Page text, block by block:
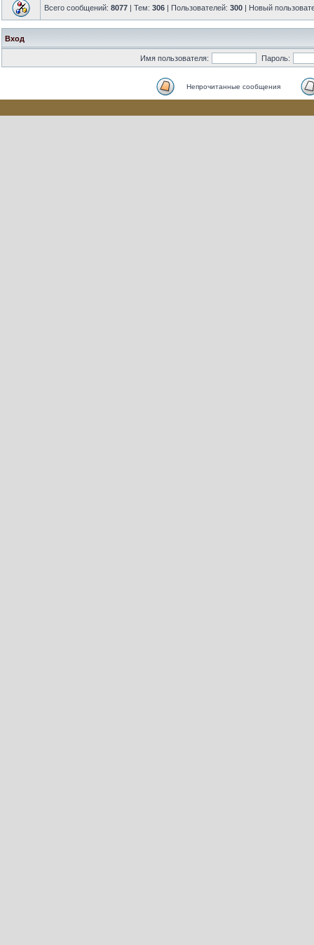
Всего сообщений: 8077 | Тем: 306 | Пользователей: 300 | Новый
Вход
Имя пользователя: Пароль:
Непрочитанные сообщения